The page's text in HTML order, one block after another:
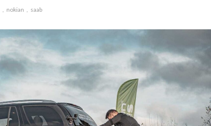
nokian saab